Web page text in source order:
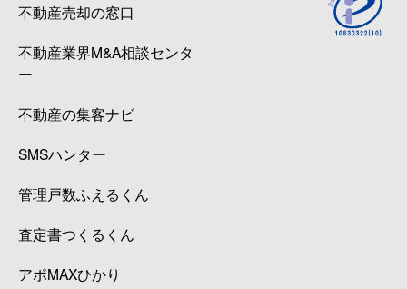
不動産売却の窓口
不動産業界M&A相談センタ
ー
不動産の集客ナビ
SMSハンター
管理戸数ふえるくん
査定書つくるくん
アポMAXひかり